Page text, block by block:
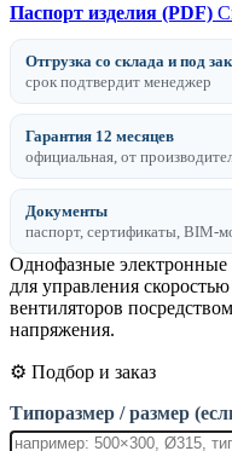
Паспорт изделия (PDF)
Отгрузка со склада и под
срок подтвердит менеджер
Гарантия 12 месяцев
официальная, от
Документы
паспорт, сертификаты, BIM-
Однофазные электронные
для управления
вентиляторов
напряжения.
⚙️ Подбор и заказ
Типоразмер / размер